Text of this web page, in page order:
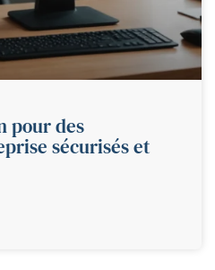
pour des
sécurisés et